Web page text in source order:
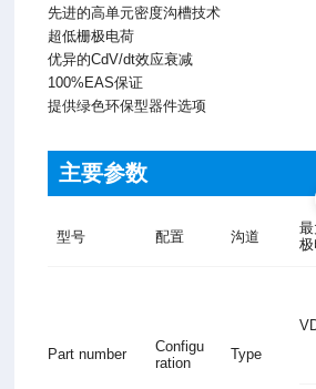
先进的高单元密度沟槽技术
超低栅极电荷
优异的CdV/dt效应衰减
100%EAS保证
提供绿色环保型器件选项
主要参数
型号 配置 沟道
Part number
Configu
ration
Type